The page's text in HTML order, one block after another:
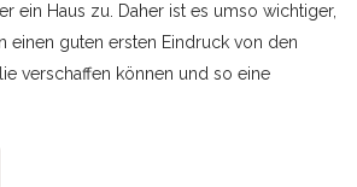
ein Haus zu. Daher ist es umso wichtiger,
einen guten ersten Eindruck von den
verschaffen können und so eine